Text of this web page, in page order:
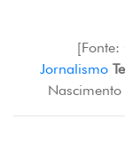
Jornalismo